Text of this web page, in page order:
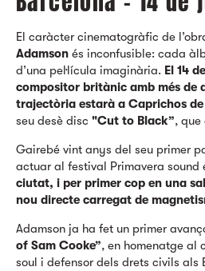
El caràcter cinematogràfic de
Adamson és inconfusible: cada
d’una pel·lícula imaginària. El 14
compositor britànic amb més de
trajectòria estarà a Caprichos
seu desè disc "Cut to Black”, que
Gairebé vint anys del seu primer
actuar al festival Primavera sound
ciutat, i per primer cop en una
nou directe carregat de
Adamson ja ha fet un primer
of Sam Cooke”, en homenatge al
soul i defensor dels drets civils als